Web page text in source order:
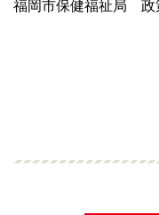
福岡市保健福祉局